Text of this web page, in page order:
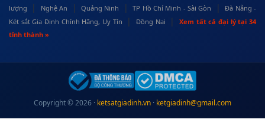
lượng
| Nghệ An | Quảng Ninh | TP Hồ Chí Minh - Sài Gòn |
Đà Nẵng -
Két sắt Gia Định Chính Hãng, Uy Tín
| Đồng Nai |
Xem tất cả đại lý tại 34
tỉnh thành »
Copyright © 2026 · ketsatgiadinh.vn · ketgiadinh@gmail.com